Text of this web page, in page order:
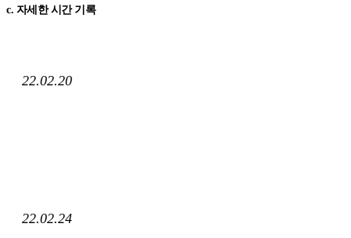
c. 자세한 시간 기록
22.02.20
22.02.24